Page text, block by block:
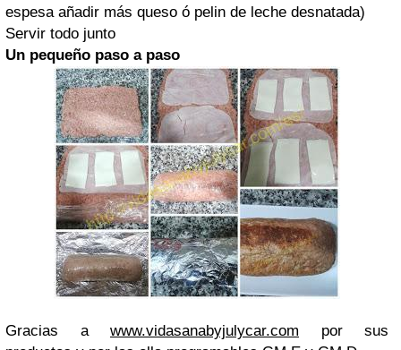
espesa añadir más queso ó pelin de leche desnatada)
Servir todo junto
Un pequeño paso a paso
Gracias a www.vidasanabyjulycar.com por sus